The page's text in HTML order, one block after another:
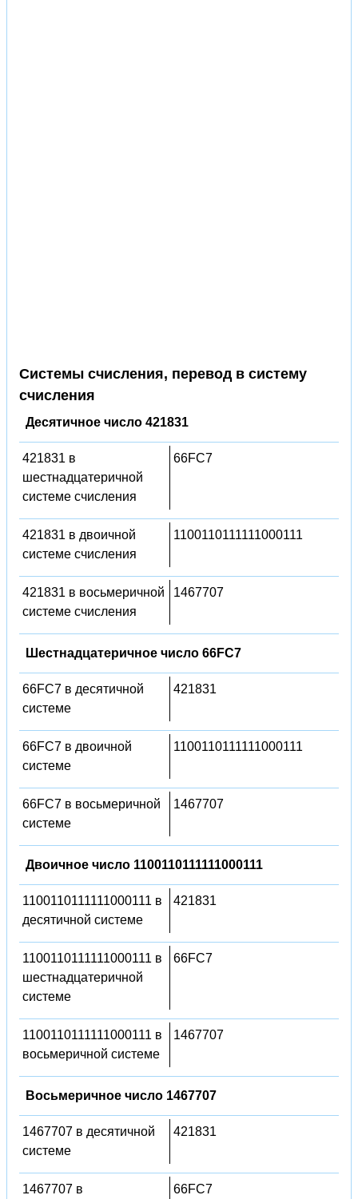
Системы счисления, перевод в систему
счисления
Десятичное число 421831
421831 в
шестнадцатеричной
системе счисления
66FC7
421831 в двоичной
системе счисления
1100110111111000111
421831 в восьмеричной
системе счисления
1467707
Шестнадцатеричное число 66FC7
66FC7 в десятичной
системе
421831
66FC7 в двоичной
системе
1100110111111000111
66FC7 в восьмеричной
системе
1467707
Двоичное число 1100110111111000111
1100110111111000111 в
десятичной системе
421831
1100110111111000111 в
шестнадцатеричной
системе
66FC7
1100110111111000111 в
восьмеричной системе
1467707
Восьмеричное число 1467707
1467707 в десятичной
системе
421831
1467707 в 66FC7